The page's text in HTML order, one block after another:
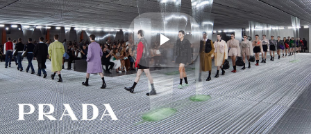
Play
Video